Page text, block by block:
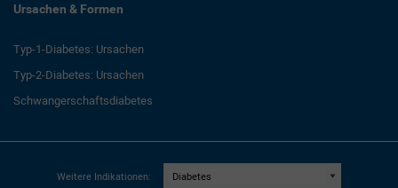
Ursachen & Formen
Typ-1-Diabetes: Ursachen
Typ-2-Diabetes: Ursachen
Schwangerschaftsdiabetes
Weitere Indikationen: